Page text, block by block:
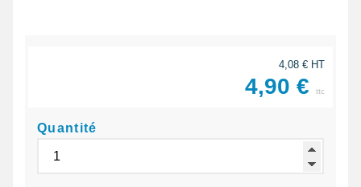
4,08 € HT
4,90 € ttc
Quantité